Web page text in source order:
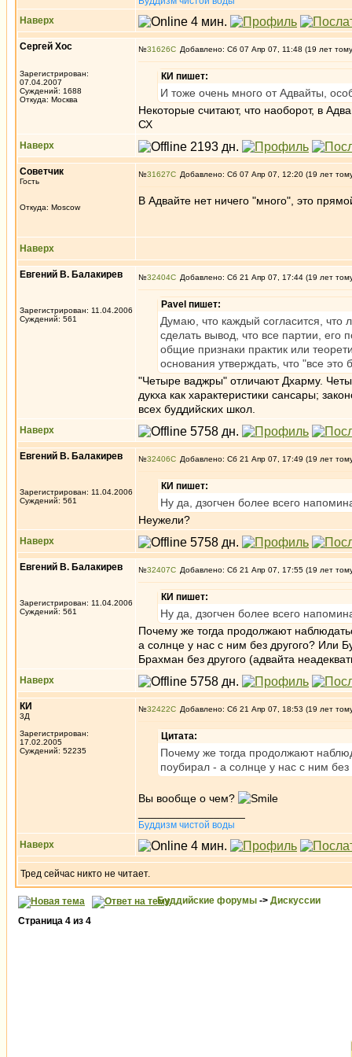
Наверх
Сергей Хос
Зарегистрирован:
07.04.2007
Суждений: 1688
Откуда: Москва
№31626 Добавлено: Сб 07 Апр 07, 11:48 (19 лет
КИ пишет:
И тоже очень много от Адвайты,
Некоторые считают, что наоборот, в
СХ
Наверх
Советчик
Гость
Откуда: Moscow
№31627 Добавлено: Сб 07 Апр 07, 12:20 (19 лет
В Адвайте нет ничего "много", это
Наверх
Евгений В. Балакирев
Зарегистрирован: 11.04.2006
Суждений: 561
№32404 Добавлено: Сб 21 Апр 07, 17:44 (19 лет
Pavel пишет:
Думаю, что каждый согласится, что
сделать вывод, что все партии, его
общие признаки практик или
основания утверждать, что "все
"Четыре ваджры" отличают Дхарму.
дукха как характеристики сансары;
всех буддийских школ.
Наверх
Евгений В. Балакирев
Зарегистрирован: 11.04.2006
Суждений: 561
№32406 Добавлено: Сб 21 Апр 07, 17:49 (19 лет
КИ пишет:
Ну да, дзогчен более всего
Неужели?
Наверх
Евгений В. Балакирев
Зарегистрирован: 11.04.2006
Суждений: 561
№32407 Добавлено: Сб 21 Апр 07, 17:55 (19 лет
КИ пишет:
Ну да, дзогчен более всего
Почему же тогда продолжают
а солнце у нас с ним без другого? Или
Брахман без другого (адвайта
Наверх
КИ
3Д
Зарегистрирован:
17.02.2005
Суждений: 52235
№32422 Добавлено: Сб 21 Апр 07, 18:53 (19 лет
Цитата:
Почему же тогда продолжают
поубирал - а солнце у нас с ним без
Вы вообще о чем?
Буддизм чистой воды
Наверх
Тред сейчас никто не читает.
Буддийские форумы -> Дискуссии
Страница 4 из 4